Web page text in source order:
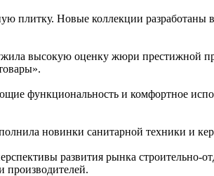
плитку. Новые коллекции разработаны
высокую оценку жюри престижной
функциональность и комфортное
новинки санитарной техники и
развития рынка строительно-
производителей.